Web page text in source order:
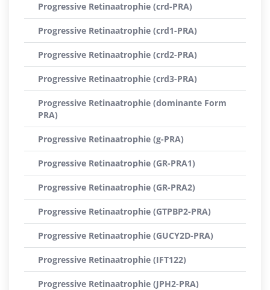
Progressive Retinaatrophie (crd-PRA)
Progressive Retinaatrophie (crd1-PRA)
Progressive Retinaatrophie (crd2-PRA)
Progressive Retinaatrophie (crd3-PRA)
Progressive Retinaatrophie (dominante Form
PRA)
Progressive Retinaatrophie (g-PRA)
Progressive Retinaatrophie (GR-PRA1)
Progressive Retinaatrophie (GR-PRA2)
Progressive Retinaatrophie (GTPBP2-PRA)
Progressive Retinaatrophie (GUCY2D-PRA)
Progressive Retinaatrophie (IFT122)
Progressive Retinaatrophie (JPH2-PRA)